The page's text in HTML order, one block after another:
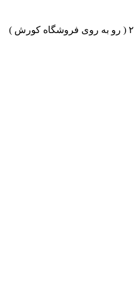
تهران سهروردی جنوبی ، پلاک ۲۰۱ ( رو به روی فروشگاه کورش )